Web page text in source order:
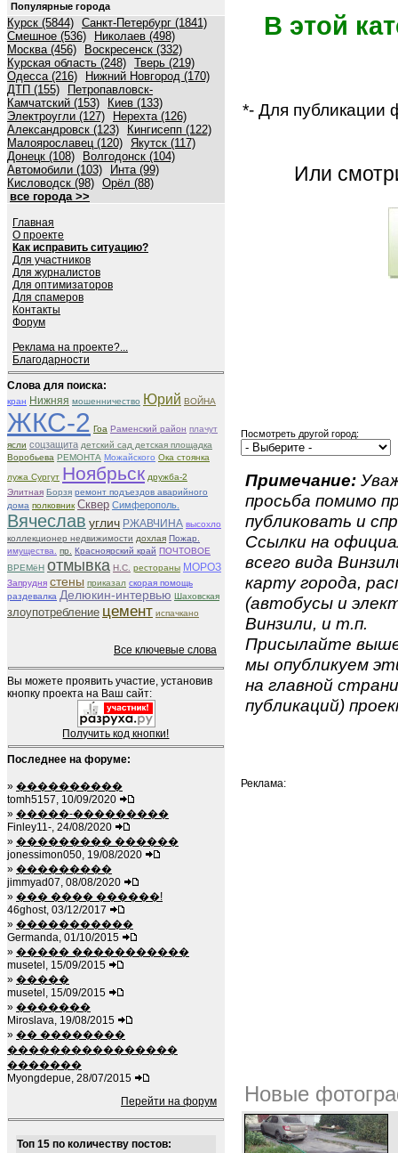
Популярные города
Курск (5844) Санкт-Петербург (1841)
Смешное (536)
Николаев (498)
Москва (456)
Воскресенск (332)
Курская область (248) Тверь (219)
Одесса (216)
Нижний Новгород (170)
ДТП (155)
Петропавловск-
Камчатский (153)
Киев (133)
Электроугли (127)
Нерехта (126)
Александровск (123)
Кингисепп (122)
Малоярославец (120) Якутск (117)
Донецк (108)
Волгодонск (104)
Автомобили (103)
Инта (99)
Кисловодск (98) Орёл (88)
все города >>
Главная
О проекте
Как исправить ситуацию?
Для участников
Для журналистов
Для оптимизаторов
Для спамеров
Контакты
Форум
Реклама на проекте?...
Благодарности
Слова для поиска:
кран Нижняя мошенничество Юрий ВОЙНА
ЖКС-2 Гоа Раменский район плачут
ясли соцзащита детский сад детская площадка
Воробьева РЕМОНТА Можайского Ока стоянка
лужа Сургут Ноябрьск дружба-2
Элитная Борзя ремонт подъездов аварийного
дома полковник Сквер Симферополь.
Вячеслав углич РЖАВЧИНА высохло
коллекционер недвижимости дохлая Пожар.
имущества.
пр. Красноярский край ПОЧТОВОЕ
ВРЕМёН отмывка Н.С. рестораны МОРОЗ
Запрудня стены приказал скорая помощь
раздевалка Делюкин-интервью Шаховская
злоупотребление цемент испачкано
Все ключевые слова
Вы можете проявить участие, установив
кнопку проекта на Ваш сайт:
Получить код кнопки!
Последнее на форуме:
» ����������
tomh5157, 10/09/2020
» �����-���������
Finley11-, 24/08/2020
» ��������� ������
jonessimon050, 19/08/2020
» ���������
jimmyad07, 08/08/2020
» ��� ���� ������!
46ghost, 03/12/2017
» �����������
Germanda, 01/10/2015
» ����� �����������
musetel, 15/09/2015
» �����
musetel, 15/09/2015
» �������
Miroslava, 19/08/2015
» �� ��������
����������������
�������
Myongdepue, 28/07/2015
Перейти на форум
Топ 15 по количеству постов:
В этой
*- Для публикации
Или
Посмотреть другой город:
Примечание:
просьба помимо
публиковать и
Ссылки на
всего вида
карту города,
(автобусы и
Винзили, и т.п.
Присылайте
мы опубликуем
на главной
публикаций)
Реклама:
Новые